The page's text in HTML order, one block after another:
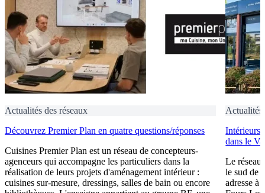
Actualités des réseaux
Découvrez Premier Plan en quatre questions/réponses
Cuisines Premier Plan est un réseau de concepteurs-
agenceurs qui accompagne les particuliers dans la
réalisation de leurs projets d'aménagement intérieur :
cuisines sur-mesure, dressings, salles de bain ou encore
Actualités
Intérieurs
dans le
Le réseau
le sud de
adresse à